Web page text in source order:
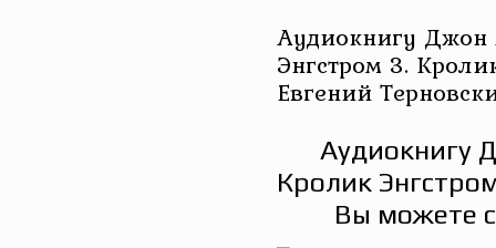
Аудиокнигу Джон
Энгстром 3.
Евгений
Аудиокнигу
Кролик
Вы можете